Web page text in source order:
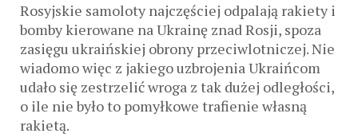
Rosyjskie samoloty najczęściej odpalają rakiety i
bomby kierowane na Ukrainę znad Rosji, spoza
zasięgu ukraińskiej obrony przeciwlotniczej. Nie
wiadomo więc z jakiego uzbrojenia Ukraińcom
udało się zestrzelić wroga z tak dużej odległości,
o ile nie było to pomyłkowe trafienie własną
rakietą.